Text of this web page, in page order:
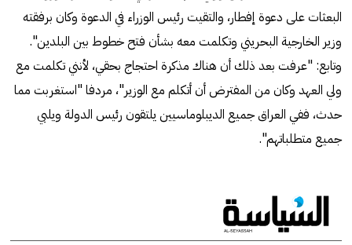
البعثات على دعوة إفطار، والتقيت رئيس الوزراء في الدعوة وكان برفقته
وزير الخارجية البحريني وتكلمت معه بشأن فتح خطوط بين البلدين".
وتابع: "عرفت بعد ذلك أن هناك مذكرة احتجاج بحقي، لأنني تكلمت مع
ولي العهد وكان من المفترض أن أتكلم مع الوزير"، مردفا "استغربت مما
حدث، ففي العراق جميع الديبلوماسيين يلتقون رئيس الدولة ويلبي
جميع متطلباتهم".